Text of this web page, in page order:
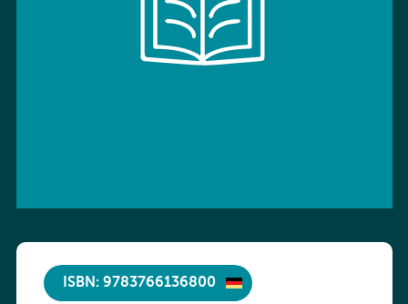
ISBN: 9783766136800